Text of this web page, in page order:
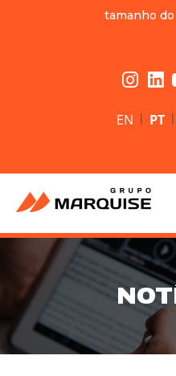
tamanho
EN | PT |